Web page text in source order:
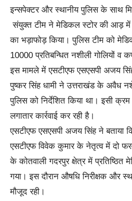
इन्सपेक्टर और स्थानीय पुलिस के साथ
संयुक्त टीम ने मेडिकल स्टोर की आड़
का भड़ाफोड़ किया। पुलिस टीम को
10000 प्रतिबन्धित नशीली गोलियों व
इस मामले में एसटीएफ एसएसपी अजय
पुष्कर सिंह धामी ने उत्तराखंड के अवैध
पुलिस को निर्देशित किया था। इसी
लगातार कार्रवाई कर रही है।
एसटीएफ एसएसपी अजय सिंह ने बताया
एसटीएफ विवेक कुमार के नेतृत्व में दो
के कोतवाली गदरपुर क्षेत्र में प्रतिष्ठित
गया। इस दौरान औषधि निरीक्षक और
मौजूद रही।